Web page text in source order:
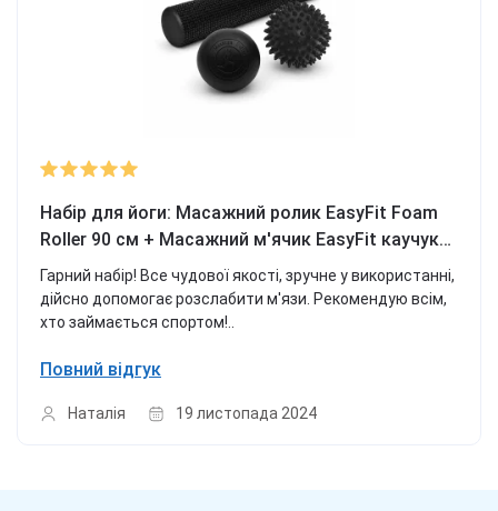
Набір для йоги: Масажний ролик EasyFit Foam
Roller 90 см + Масажний м'ячик EasyFit каучук
6.5 см + Масажний м'ячик EasyFit PVC 9 см
жорсткий
Гарний набір! Все чудової якості, зручне у використанні,
дійсно допомогає розслабити м'язи. Рекомендую всім,
хто займається спортом!..
Повний відгук
Наталія 19 листопада 2024